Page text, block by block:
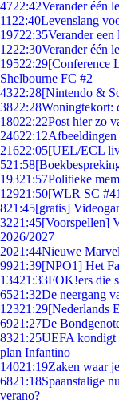
4722:42Verander één
11 22:40Levenslang
19722:35Verander
1222:30Verander één
19522:29[Conference
Shelbourne FC #2
4322:28[Nintendo &
3822:28Woningtekort:
18022:22Post hier zo
24622:12
21622:05[UEL/ECL
521:58
19321:57Politieke
12921:50[WLR SC
821:45[gratis]
3221:45[Voorspellen]
2026/2027
2021:44Nieuwe
9921:39[NPO1] Het
13421:33FOK!ers die
6521:32De neergang
12321:29[Nederlands
6921:27De
8321:25UEFA kondigt
plan Infantino
14021:19Zaken waar
6821:18Spaanstalige
verano?